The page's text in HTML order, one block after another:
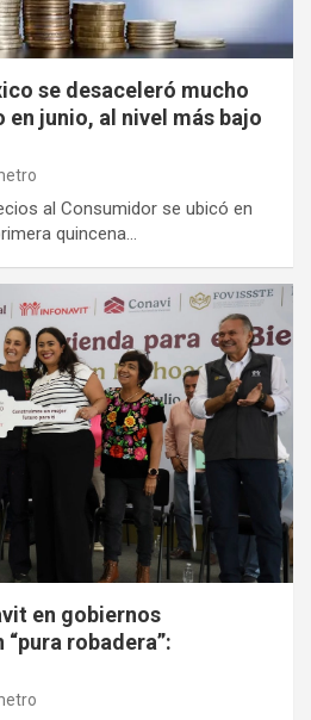
se desaceleró mucho
en junio, al nivel más bajo
al Consumidor se ubicó en
quincena…
en gobiernos
robadera”: